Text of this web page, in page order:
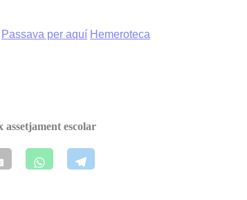
Passava per aquí Hemeroteca
assetjament escolar